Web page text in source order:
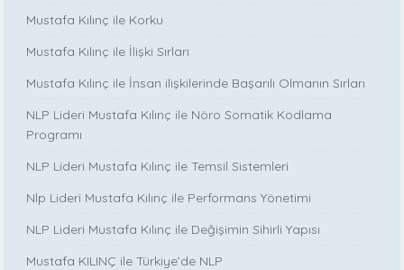
Mustafa Kılınç ile Korku
Mustafa Kılınç ile İlişki Sırları
Mustafa Kılınç ile İnsan ilişkilerinde Başarılı Olmanın Sırları
NLP Lideri Mustafa Kılınç ile Nöro Somatik Kodlama
Programı
NLP Lideri Mustafa Kılınç ile Temsil Sistemleri
Nlp Lideri Mustafa Kılınç ile Performans Yönetimi
NLP Lideri Mustafa Kılınç ile Değişimin Sihirli Yapısı
Mustafa KILINÇ ile Türkiye’de NLP